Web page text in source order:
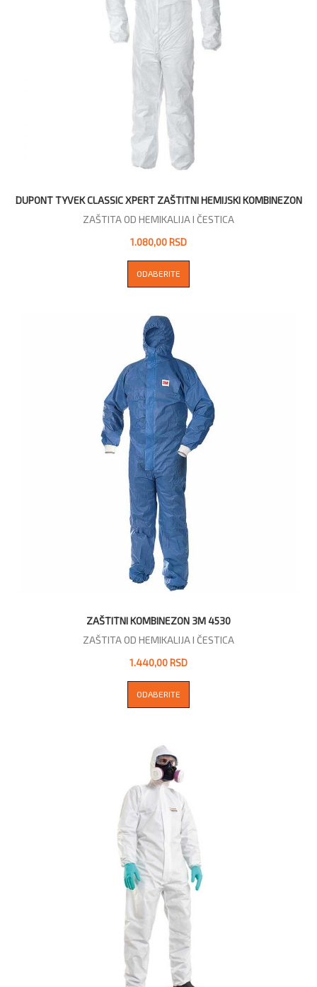
DUPONT TYVEK CLASSIC XPERT ZAŠTITNI HEMIJSKI KOMBINEZON
ZAŠTITA OD HEMIKALIJA I ČESTICA
1.080,00 RSD
ODABERITE
ZAŠTITNI KOMBINEZON 3M 4530
ZAŠTITA OD HEMIKALIJA I ČESTICA
1.440,00 RSD
ODABERITE